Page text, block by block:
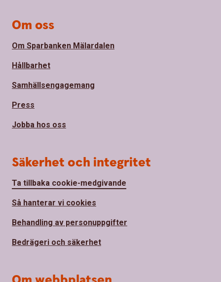
Om oss
Om Sparbanken Mälardalen
Hållbarhet
Samhällsengagemang
Press
Jobba hos oss
Säkerhet och integritet
Ta tillbaka cookie-medgivande
Så hanterar vi cookies
Behandling av personuppgifter
Bedrägeri och säkerhet